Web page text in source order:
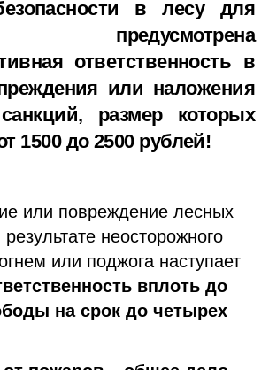
в лесу для
предусмотрена
ответственность в
или наложения
размер которых
1500 до 2500 рублей!
или повреждение лесных
неосторожного
или поджога наступает
вплоть до
на срок до четырех